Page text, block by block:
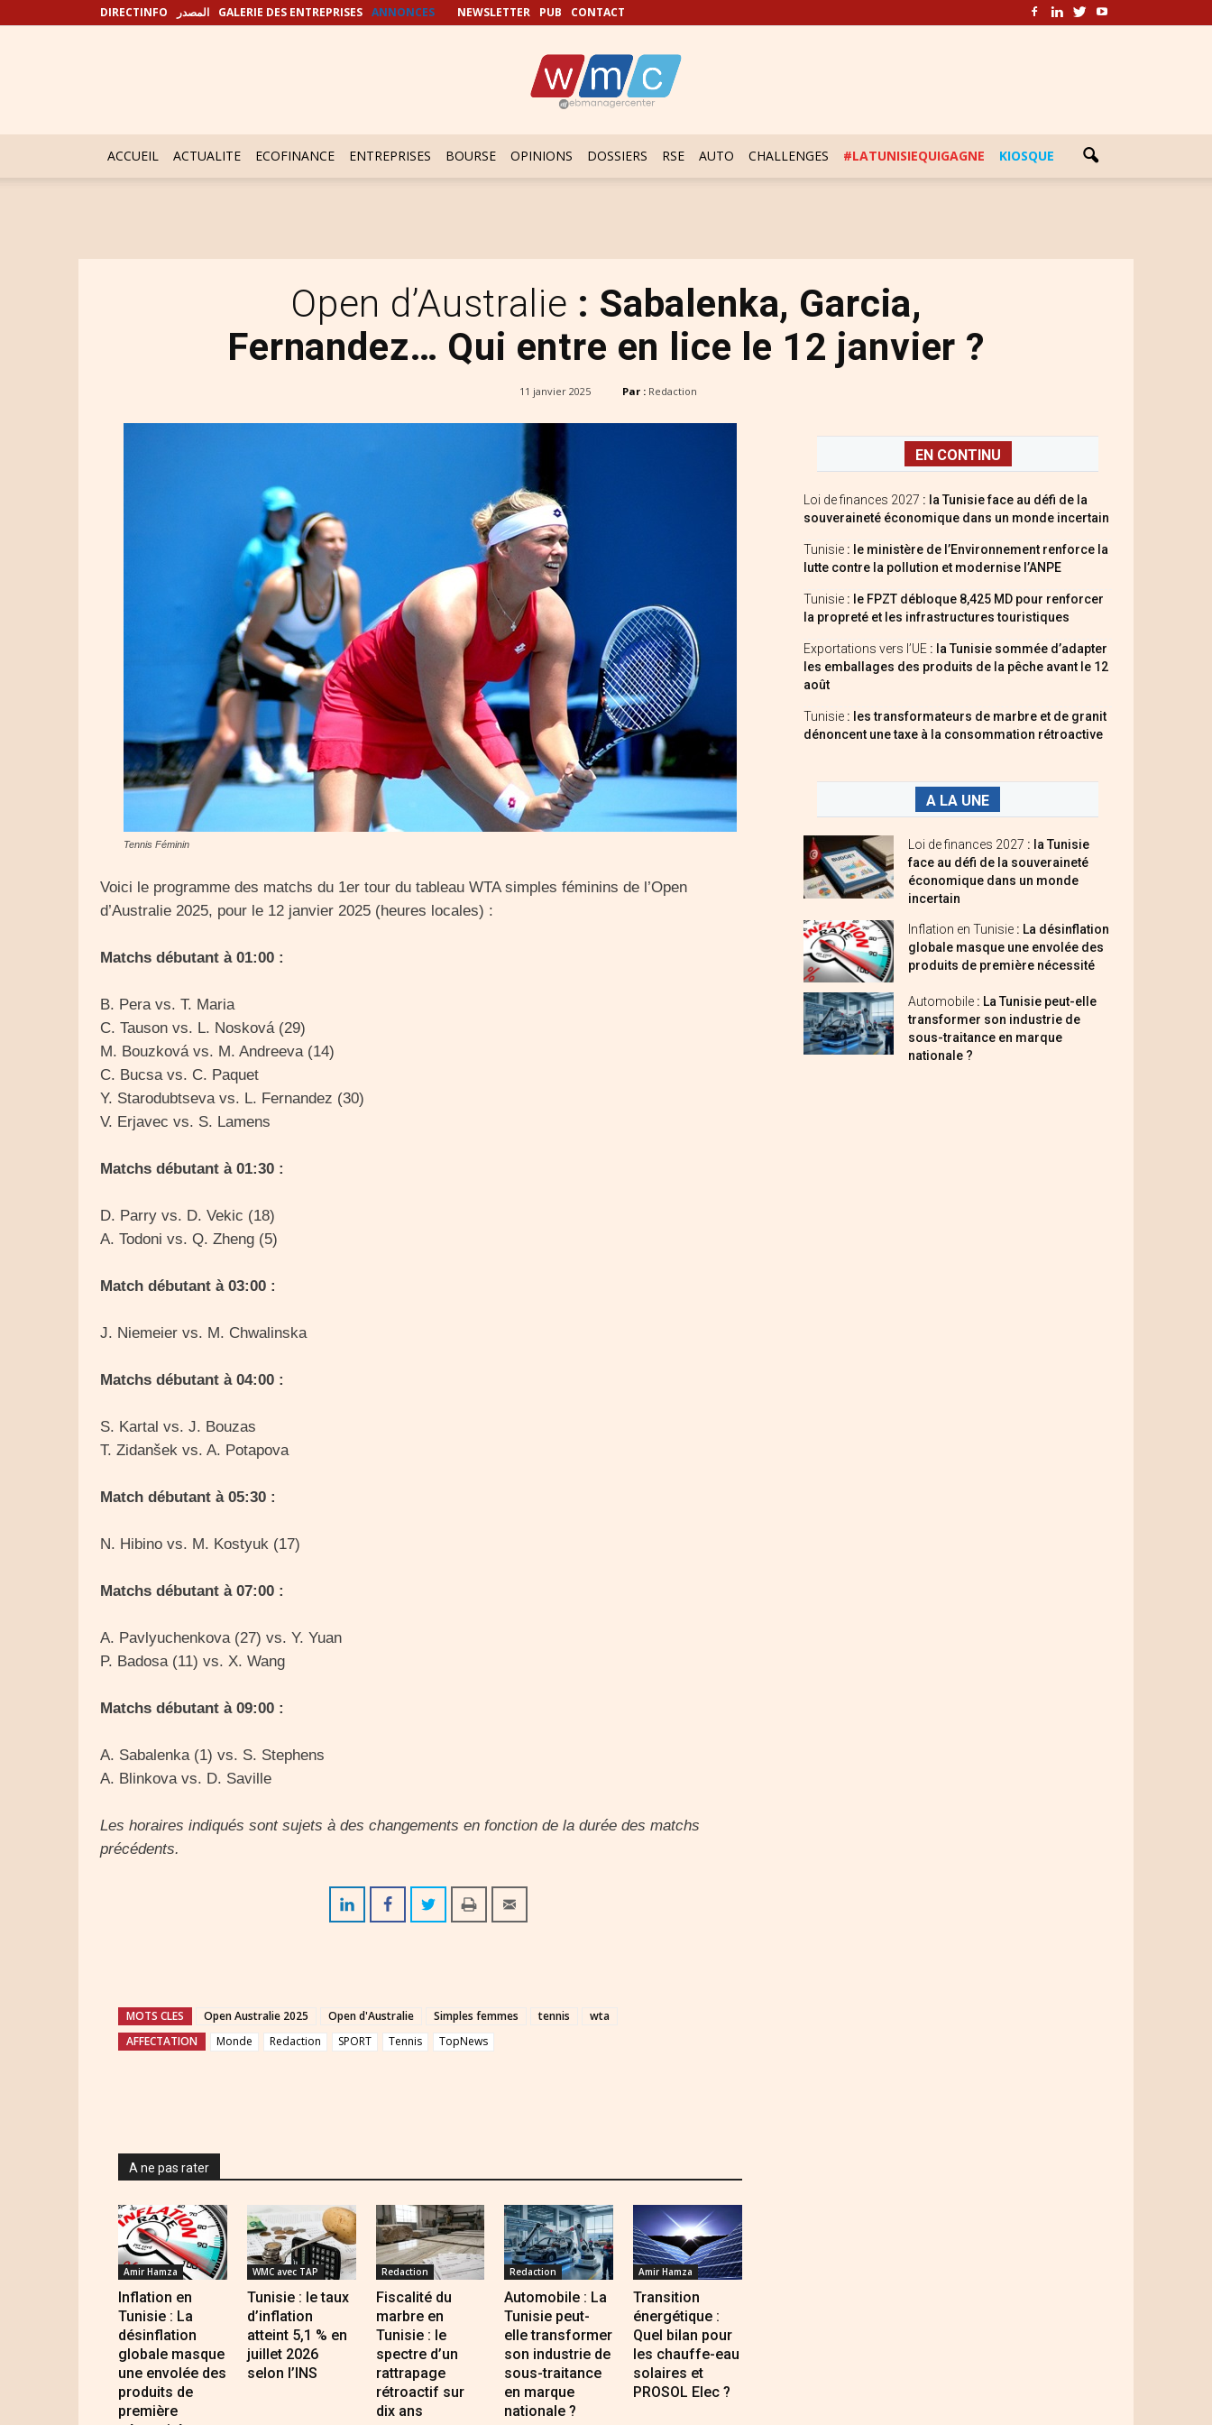
DIRECTINFO المصدر GALERIE DES ENTREPRISES ANNONCES NEWSLETTER PUB CONTACT
ACCUEIL ACTUALITE ECOFINANCE ENTREPRISES BOURSE OPINIONS DOSSIERS RSE AUTO CHALLENGES #LATUNISIEQUIGAGNE KIOSQUE
Open d’Australie : Sabalenka, Garcia,
Fernandez… Qui entre en lice le 12 janvier ?
11 janvier 2025 Par : Redaction
Tennis Féminin
Voici le programme des matchs du 1er tour du tableau WTA simples féminins de l’Open
d’Australie 2025, pour le 12 janvier 2025 (heures locales) :
Matchs débutant à 01:00 :
B. Pera vs. T. Maria
C. Tauson vs. L. Nosková (29)
M. Bouzková vs. M. Andreeva (14)
C. Bucsa vs. C. Paquet
Y. Starodubtseva vs. L. Fernandez (30)
V. Erjavec vs. S. Lamens
Matchs débutant à 01:30 :
D. Parry vs. D. Vekic (18)
A. Todoni vs. Q. Zheng (5)
Match débutant à 03:00 :
J. Niemeier vs. M. Chwalinska
Matchs débutant à 04:00 :
S. Kartal vs. J. Bouzas
T. Zidanšek vs. A. Potapova
Match débutant à 05:30 :
N. Hibino vs. M. Kostyuk (17)
Matchs débutant à 07:00 :
A. Pavlyuchenkova (27) vs. Y. Yuan
P. Badosa (11) vs. X. Wang
Matchs débutant à 09:00 :
A. Sabalenka (1) vs. S. Stephens
A. Blinkova vs. D. Saville
Les horaires indiqués sont sujets à des changements en fonction de la durée des matchs
précédents.
MOTS CLES Open Australie 2025 Open d'Australie Simples femmes tennis
wta
AFFECTATION
Monde Redaction SPORT Tennis TopNews
A ne pas rater
Amir Hamza
Inflation en
Tunisie : La
désinflation
globale masque
une envolée des
produits de
première
WMC avec TAP
Tunisie : le taux
d’inflation
atteint 5,1 % en
juillet 2026
selon l’INS
Redaction
Fiscalité du
marbre en
Tunisie : le
spectre d’un
rattrapage
rétroactif sur
dix ans
Redaction
Automobile : La
Tunisie peut-
elle transformer
son industrie de
sous-traitance
en marque
nationale ?
Amir Hamza
Transition
énergétique :
Quel bilan pour
les chauffe-eau
solaires et
PROSOL Elec ?
EN CONTINU
Loi de finances 2027 : la Tunisie face au défi de la
souveraineté économique dans un monde incertain
Tunisie : le ministère de l’Environnement renforce la
lutte contre la pollution et modernise l’ANPE
Tunisie : le FPZT débloque 8,425 MD pour renforcer
la propreté et les infrastructures touristiques
Exportations vers l’UE : la Tunisie sommée d’adapter
les emballages des produits de la pêche avant le 12
août
Tunisie : les transformateurs de marbre et de granit
dénoncent une taxe à la consommation rétroactive
A LA UNE
Loi de finances 2027 : la Tunisie
face au défi de la souveraineté
économique dans un monde
incertain
Inflation en Tunisie : La désinflation
globale masque une envolée des
produits de première nécessité
Automobile : La Tunisie peut-elle
transformer son industrie de
sous-traitance en marque
nationale ?